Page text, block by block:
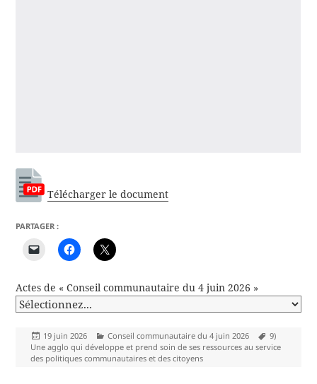
Télécharger le document
PARTAGER :
Actes de « Conseil communautaire du 4 juin 2026 »
Publié
le
19 juin 2026 Catégories
Conseil communautaire du 4 juin 2026
Mots-
clés
9)
Une agglo qui développe et prend soin de ses ressources au service
des politiques communautaires et des citoyens